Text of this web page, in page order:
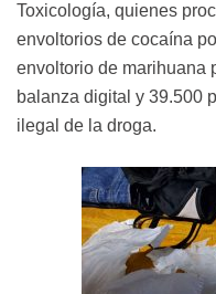
Toxicología, quienes
envoltorios de cocaína
envoltorio de marihuana
balanza digital y 39.500
ilegal de la droga.